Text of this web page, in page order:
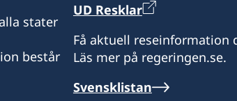
stater
består
UD Resklar
Få aktuell reseinformation
Läs mer på regeringen.se.
Svensklistan